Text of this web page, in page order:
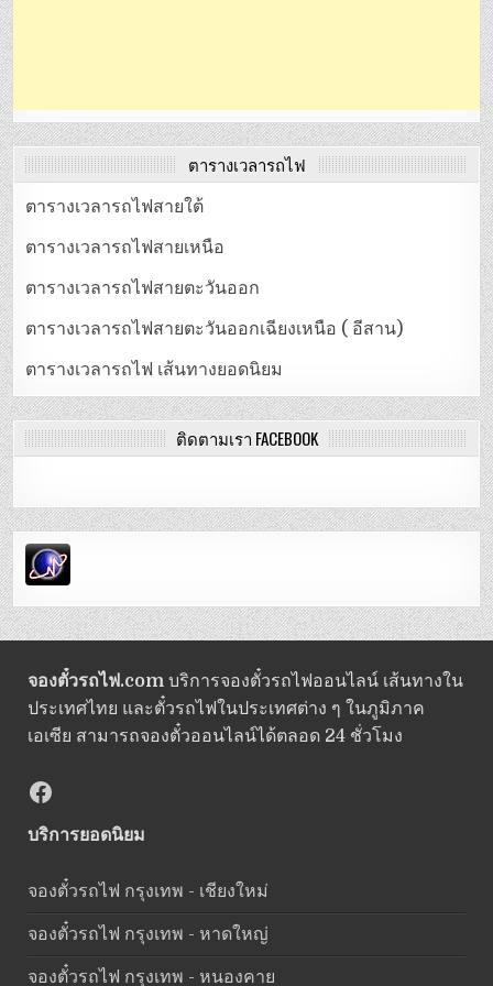
ตารางเวลารถไฟ
ตารางเวลารถไฟสายใต้
ตารางเวลารถไฟสายเหนือ
ตารางเวลารถไฟสายตะวันออก
ตารางเวลารถไฟสายตะวันออกเฉียงเหนือ ( อีสาน)
ตารางเวลารถไฟ เส้นทางยอดนิยม
ติดตามเรา FACEBOOK
จองตั๋วรถไฟ.comบริการจองตั๋วรถไฟออนไลน์ เส้นทางใน
ประเทศไทย และตั๋วรถไฟในประเทศต่าง ๆ ในภูมิภาค
เอเซีย สามารถจองตั๋วออนไลน์ได้ตลอด 24 ชั่วโมง
Facebook
บริการยอดนิยม
จองตั๋วรถไฟ กรุงเทพ - เชียงใหม่
จองตั๋วรถไฟ กรุงเทพ - หาดใหญ่
จองตั๋วรถไฟ กรุงเทพ - หนองคาย